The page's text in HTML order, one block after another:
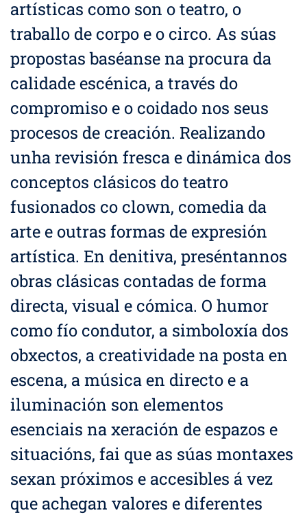
artísticas como son o teatro, o
traballo de corpo e o circo. As súas
propostas baséanse na procura da
calidade escénica, a través do
compromiso e o coidado nos seus
procesos de creación. Realizando
unha revisión fresca e dinámica dos
conceptos clásicos do teatro
fusionados co clown, comedia da
arte e outras formas de expresión
artística. En denitiva, preséntannos
obras clásicas contadas de forma
directa, visual e cómica. O humor
como fío condutor, a simboloxía dos
obxectos, a creatividade na posta en
escena, a música en directo e a
iluminación son elementos
esenciais na xeración de espazos e
situacións, fai que as súas montaxes
sexan próximos e accesibles á vez
que achegan valores e diferentes